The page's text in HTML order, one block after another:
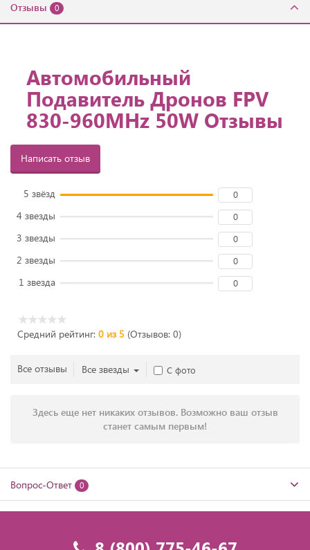
Отзывы 0
Автомобильный
Подавитель Дронов FPV
830-960MHz 50W Отзывы
Написать отзыв
5 звёзд 0
4 звезды 0
3 звезды 0
2 звезды 0
1 звезда 0
Средний рейтинг: 0 из 5 (Отзывов: 0)
Все отзывы Все звезды С фото
Здесь еще нет никаких отзывов. Возможно ваш отзыв
станет самым первым!
Вопрос-Ответ 0